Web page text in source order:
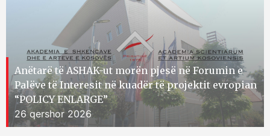
Anëtarë të ASHAK-ut morën pjesë në Forumin e
Palëve të Interesit në kuadër të projektit evropian
“POLICY ENLARGE”
26 qershor 2026